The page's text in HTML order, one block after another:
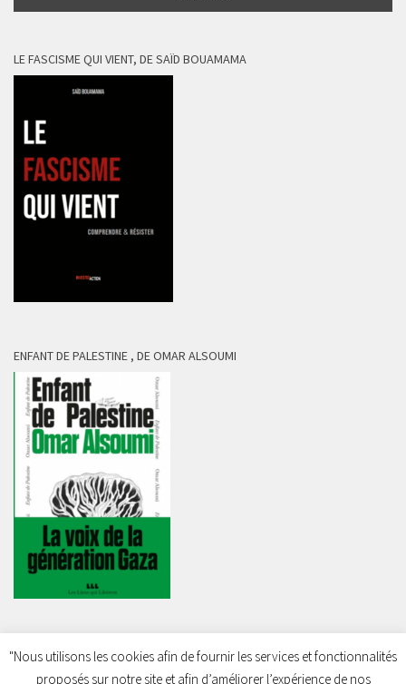
LE FASCISME QUI VIENT, DE SAÏD BOUAMAMA
ENFANT DE PALESTINE , DE OMAR ALSOUMI
"Nous utilisons les cookies afin de fournir les services et fonctionnalités
proposés sur notre site et afin d’améliorer l’expérience de nos